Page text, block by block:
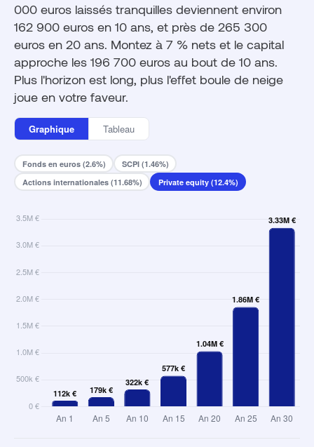
000 euros laissés tranquilles deviennent environ
162 900 euros en 10 ans, et près de 265 300
euros en 20 ans. Montez à 7 % nets et le capital
approche les 196 700 euros au bout de 10 ans.
Plus l'horizon est long, plus l'effet boule de neige
joue en votre faveur.
Graphique Tableau
Fonds en euros (2.6%)
SCPI (1.46%)
Actions internationales (11.68%)
Private equity (12.4%)